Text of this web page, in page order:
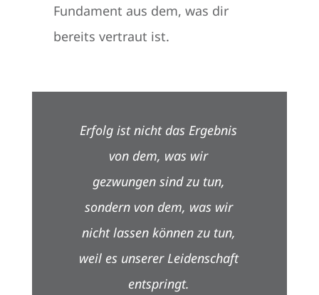
Fundament aus dem, was dir
bereits vertraut ist.
Erfolg ist nicht das Ergebnis
von dem, was wir
gezwungen sind zu tun,
sondern von dem, was wir
nicht lassen können zu tun,
weil es unserer Leidenschaft
entspringt.